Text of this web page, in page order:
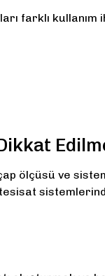
farklı
ölçüsü ve